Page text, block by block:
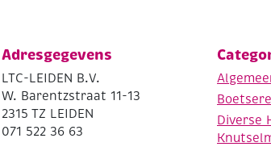
Adresgegevens
LTC-LEIDEN B.V.
W. Barentzstraat 11-13
2315 TZ LEIDEN
071 522 36 63
Diverse